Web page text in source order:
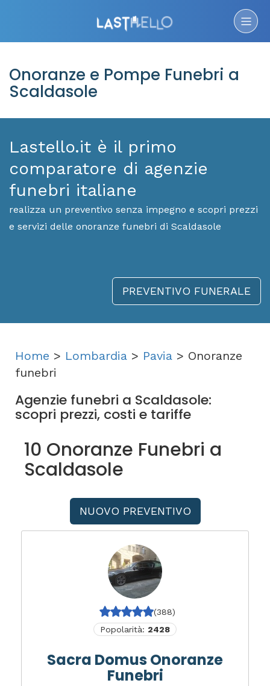
Onoranze e Pompe Funebri a
Scaldasole
Lastello.it è il primo
comparatore di agenzie
funebri italiane
realizza un preventivo senza impegno e scopri prezzi
e servizi delle onoranze funebri di Scaldasole
PREVENTIVO FUNERALE
Home > Lombardia > Pavia > Onoranze
funebri
Agenzie funebri a Scaldasole:
scopri prezzi, costi e tariffe
10 Onoranze Funebri a
Scaldasole
NUOVO PREVENTIVO
(388)
Popolarità: 2428
Sacra Domus Onoranze
Funebri